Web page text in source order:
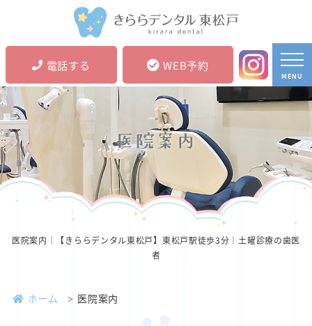
電話する WEB予約
MENU
医院案内
医院案内｜【きららデンタル東松戸】東松戸駅徒歩3分｜土曜診療の歯医
者
ホーム 医院案内